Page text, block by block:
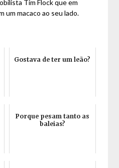
Tim Flock que em
um macaco ao seu lado.
Gostava de ter um leão?
Porque pesam tanto as
baleias?